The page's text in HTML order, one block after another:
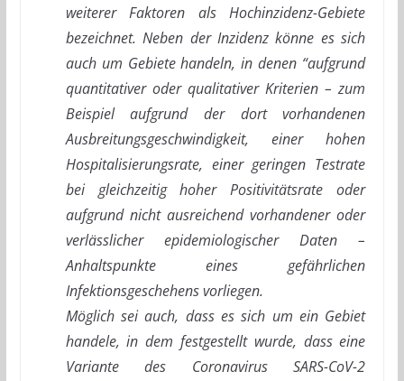
weiterer Faktoren als Hochinzidenz-Gebiete
bezeichnet. Neben der Inzidenz könne es sich
auch um Gebiete handeln, in denen “aufgrund
quantitativer oder qualitativer Kriterien – zum
Beispiel aufgrund der dort vorhandenen
Ausbreitungsgeschwindigkeit, einer hohen
Hospitalisierungsrate, einer geringen Testrate
bei gleichzeitig hoher Positivitätsrate oder
aufgrund nicht ausreichend vorhandener oder
verlässlicher epidemiologischer Daten –
Anhaltspunkte eines gefährlichen
Infektionsgeschehens vorliegen.
Möglich sei auch, dass es sich um ein Gebiet
handele, in dem festgestellt wurde, dass eine
Variante des Coronavirus SARS-CoV-2